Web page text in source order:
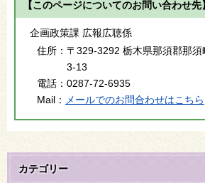
【このページについてのお問い合わせ先】
企画政策課 広報広聴係
住所： 〒329-3292 栃木県那須郡那
3-13
電話： 0287-72-6935
Mail： メールでのお問合わせはこちら
カテゴリー